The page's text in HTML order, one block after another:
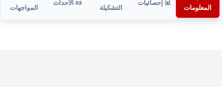
المعلومات
📊 إحصائيات
التشكيلة
📜 الأحداث
المواجهات